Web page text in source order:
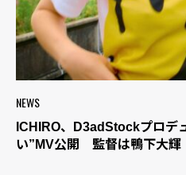
NEWS
ICHIRO、D3adStockプロデ
い”MV公開 監督は鴨下大輝